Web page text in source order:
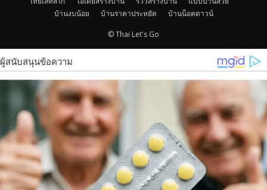
บ้านงบน้อย
บ้านราคาประหยัด บ้านน็อคดาวน์
© Thai Let's Go